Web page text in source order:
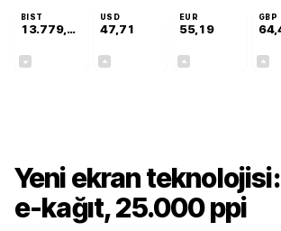
BIST
13.779,39
USD
47,71
EUR
55,19
GBP
Yeni ekran
e-kağıt, 25.000 ppi